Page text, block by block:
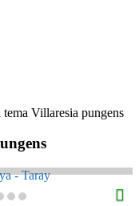
Villaresia pungens